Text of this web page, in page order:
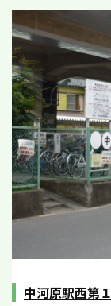
中河原駅西第１